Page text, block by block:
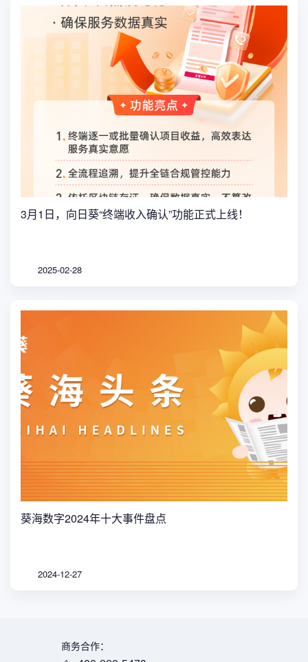
3月1日，向日葵“终端收入确认”功能正式上线！
2025-02-28
葵海数字2024年十大事件盘点
2024-12-27
商务合作：